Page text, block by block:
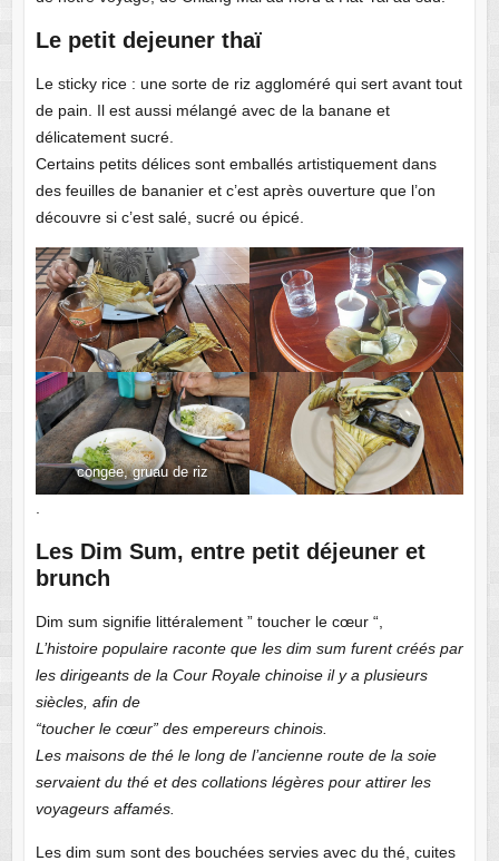
Le petit dejeuner thaï
Le sticky rice : une sorte de riz aggloméré qui sert avant tout
de pain. Il est aussi mélangé avec de la banane et
délicatement sucré.
Certains petits délices sont emballés artistiquement dans
des feuilles de bananier et c’est après ouverture que l’on
découvre si c’est salé, sucré ou épicé.
congee, gruau de riz
Les Dim Sum, entre petit déjeuner et
brunch
Dim sum signifie littéralement ” toucher le cœur “,
L’histoire populaire raconte que les dim sum furent créés par
les dirigeants de la Cour Royale chinoise il y a plusieurs
siècles, afin de
“toucher le cœur” des empereurs chinois.
Les maisons de thé le long de l’ancienne route de la soie
servaient du thé et des collations légères pour attirer les
voyageurs affamés.
Les dim sum sont des bouchées servies avec du thé, cuites